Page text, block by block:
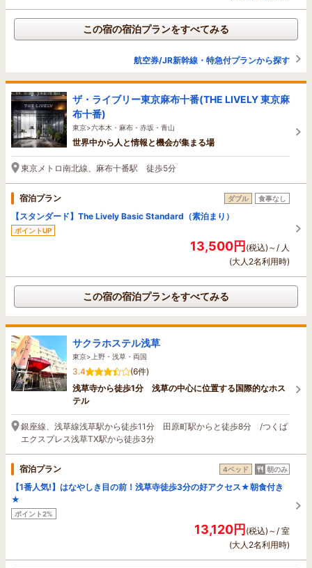
この宿の宿泊プランをすべてみる
航空券/JR新幹線・特急付プランから探す
ザ・ライブリー東京麻布十番(THE LIVELY 東京麻
布十番)
東京>六本木・麻布・赤坂・青山
世界中から人と情報と機会が集まる場
東京メトロ南北線、麻布十番駅 徒歩5分
宿泊プラン ダブル 食事なし
【スタンダード】The Lively Basic Standard（素泊まり）
ポイントUP
13,500円(税込)～/ 人
(大人2名利用時)
この宿の宿泊プランをすべてみる
サクラホステル浅草
東京>上野・浅草・両国
3.4
(6件)
浅草寺から徒歩1分 浅草の中心に位置する国際的なホス
テル
銀座線、浅草線浅草駅から徒歩11分 田原町駅からと徒歩8分 /つくば
エクスプレス浅草TX駅から徒歩3分
宿泊プラン 4ベッド 朝のみ
【1番人気!】はなやしき目の前！浅草寺徒歩3分の好アクセス★朝食付き
★
ポイント2%
13,120円(税込)～/ 室
(大人2名利用時)